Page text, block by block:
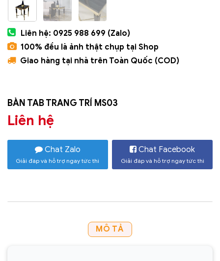
Liên hệ: 0925 988 699 (Zalo)
100% đều là ảnh thật chụp tại Shop
Giao hàng tại nhà trên Toàn Quốc (COD)
BÀN TAB TRANG TRÍ MS03
Liên hệ
Chat Zalo
Giải đáp và hỗ trợ ngay tức thì
Chat Facebook
Giải đáp và hỗ trợ ngay tức thì
MÔ TẢ